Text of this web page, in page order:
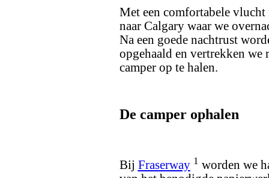
Met een comfortabele
naar Calgary waar we
Na een goede nachtrust
opgehaald en vertrekken
camper op te halen.
De camper ophalen
Bij Fraserway 1 worden we